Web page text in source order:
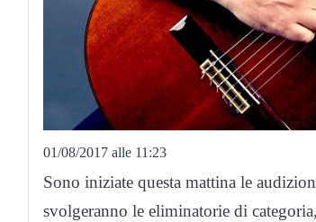
01/08/2017 alle 11:23
Sono iniziate questa mattina le
svolgeranno le eliminatorie di